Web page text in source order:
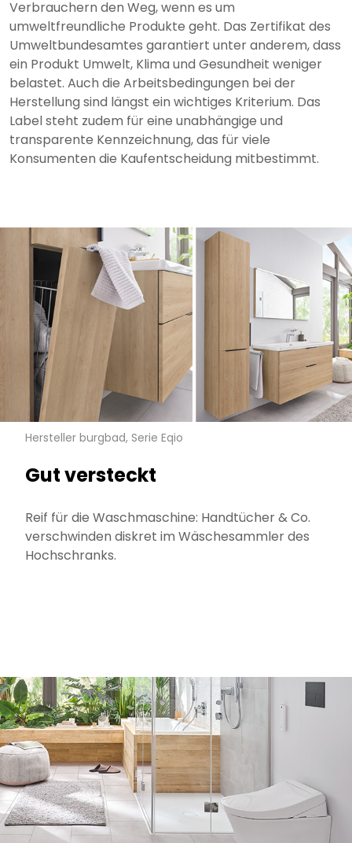
Verbrauchern den Weg, wenn es um
umweltfreundliche Produkte geht. Das Zertifikat des
Umweltbundesamtes garantiert unter anderem, dass
ein Produkt Umwelt, Klima und Gesundheit weniger
belastet. Auch die Arbeitsbedingungen bei der
Herstellung sind längst ein wichtiges Kriterium. Das
Label steht zudem für eine unabhängige und
transparente Kennzeichnung, das für viele
Konsumenten die Kaufentscheidung mitbestimmt.
Hersteller burgbad, Serie Eqio
Gut versteckt
Reif für die Waschmaschine: Handtücher & Co.
verschwinden diskret im Wäschesammler des
Hochschranks.